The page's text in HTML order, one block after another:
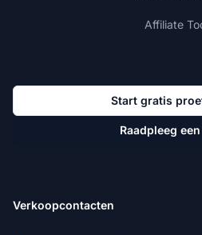
Affiliate
Start gratis
Raadpleeg
Verkoopcontacten